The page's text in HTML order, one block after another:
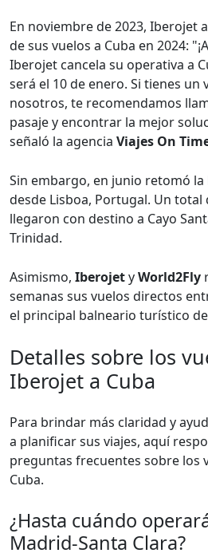
En noviembre de 2023, Iberojet
de sus vuelos a Cuba en 2024:
Iberojet cancela su operativa a
será el 10 de enero. Si tienes
nosotros, te recomendamos
pasaje y encontrar la mejor
señaló la agencia Viajes On
Sin embargo, en junio retomó la
desde Lisboa, Portugal. Un total
llegaron con destino a Cayo
Trinidad.
Asimismo, IberojetyWorld2Fly
semanas sus vuelos directos
el principal balneario turístico
Detalles sobre los
Iberojet a Cuba
Para brindar más claridad y
a planificar sus viajes, aquí
preguntas frecuentes sobre los
Cuba.
¿Hasta cuándo
Madrid-Santa Clara?